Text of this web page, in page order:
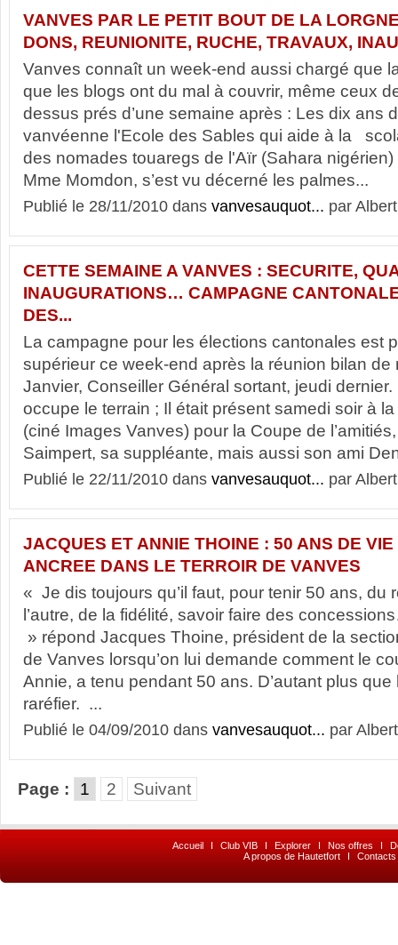
VANVES PAR LE PETIT BOUT DE LA
DONS, REUNIONITE, RUCHE, TRAVAUX,
Vanves connaît un week-end aussi chargé que
que les blogs ont du mal à couvrir, même ceux
dessus prés d’une semaine après : Les dix ans
vanvéenne l'Ecole des Sables qui aide à la
des nomades touaregs de l'Aïr (Sahara
Mme Momdon, s’est vu décerné les palmes...
Publié le 28/11/2010 dans vanvesauquot... par
CETTE SEMAINE A VANVES : SECURITE,
INAUGURATIONS… CAMPAGNE
DES...
La campagne pour les élections cantonales est
supérieur ce week-end après la réunion bilan de
Janvier, Conseiller Général sortant, jeudi
occupe le terrain ; Il était présent samedi soir à
(ciné Images Vanves) pour la Coupe de
Saimpert, sa suppléante, mais aussi son ami
Publié le 22/11/2010 dans vanvesauquot... par
JACQUES ET ANNIE THOINE : 50 ANS DE
ANCREE DANS LE TERROIR DE VANVES
« Je dis toujours qu’il faut, pour tenir 50 ans, du
l’autre, de la fidélité, savoir faire des
» répond Jacques Thoine, président de la
de Vanves lorsqu’on lui demande comment le
Annie, a tenu pendant 50 ans. D’autant plus que
raréfier. ...
Publié le 04/09/2010 dans vanvesauquot... par
Page : 1 2 Suivant
Accueil I Club VIB I Explorer I Nos offres I
A propos de Hautetfort
I Contacts